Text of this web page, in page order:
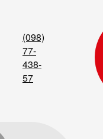
(098)
77-
438-
57